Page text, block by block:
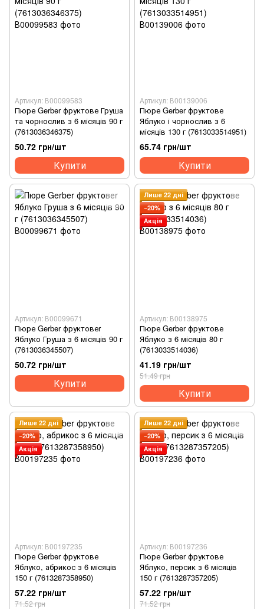
Артикул: В00099583
Пюре Gerber фруктове Груша
та чорнослив з 6 місяців 90 г
(7613036346375)
50.72 грн/шт
Купити
Артикул: В00139006
Пюре Gerber фруктове
Яблуко і чорнослив з 6
місяців 130 г (7613033514951)
65.74 грн/шт
Купити
Артикул: В00099671
Пюре Gerber фруктовеr
Яблуко Груша з 6 місяців 90 г
(7613036345507)
50.72 грн/шт
Купити
Лише 22 дні
−20%
Акція
Артикул: В00138975
Пюре Gerber фруктове
Яблуко з 6 місяців 80 г
(7613033514036)
41.19 грн/шт
51.49 грн
Купити
Лише 22 дні
−20%
Акція
Артикул: В00197235
Пюре Gerber фруктове
Яблуко, абрикос з 6 місяців
150 г (7613287358950)
57.22 грн/шт
71.52 грн
Лише 22 дні
−20%
Акція
Артикул: В00197236
Пюре Gerber фруктове
Яблуко, персик з 6 місяців
150 г (7613287357205)
57.22 грн/шт
71.52 грн